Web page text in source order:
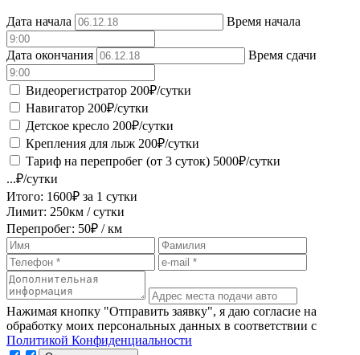
Дата начала Время начала
Дата окончания Время сдачи
Видеорегистратор 200₽/сутки
Навигатор 200₽/сутки
Детское кресло 200₽/сутки
Крепления для лыж 200₽/сутки
Тариф на перепробег (от 3 суток) 5000₽/сутки
...₽/сутки
Итого: 1600₽ за 1 сутки
Лимит: 250км / сутки
Перепробег: 50₽ / км
Нажимая кнопку "Отправить заявку", я даю согласие на
обработку моих персональных данных в соответствии с
Политикой Конфиденциальности